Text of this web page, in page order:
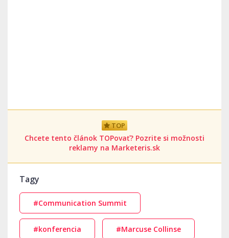
TOP
Chcete tento článok TOPovať? Pozrite si možnosti
reklamy na Marketeris.sk
Tagy
#Communication Summit
#konferencia #Marcuse Collinse